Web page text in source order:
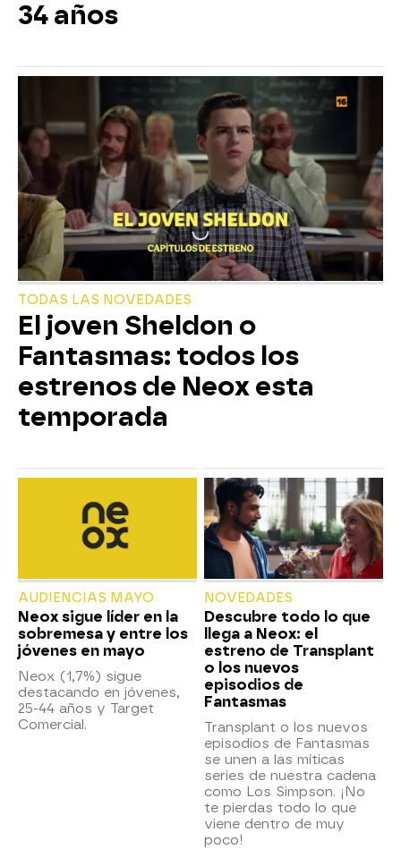
34 años
TODAS LAS NOVEDADES
El joven Sheldon o
Fantasmas: todos los
estrenos de Neox esta
temporada
AUDIENCIAS MAYO
Neox sigue líder en la
sobremesa y entre los
jóvenes en mayo
Neox (1,7%) sigue
destacando en jóvenes,
25-44 años y Target
Comercial.
NOVEDADES
Descubre todo lo que
llega a Neox: el
estreno de Transplant
o los nuevos
episodios de
Fantasmas
Transplant o los nuevos
episodios de Fantasmas
se unen a las míticas
series de nuestra cadena
como Los Simpson. ¡No
te pierdas todo lo que
viene dentro de muy
poco!